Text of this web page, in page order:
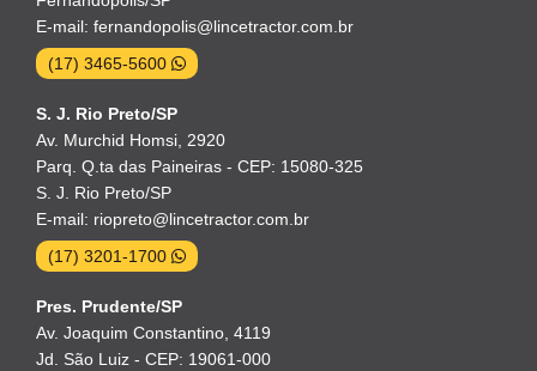
E-mail: fernandopolis@lincetractor.com.br
(17) 3465-5600
S. J. Rio Preto/SP
Av. Murchid Homsi, 2920
Parq. Q.ta das Paineiras - CEP: 15080-325
S. J. Rio Preto/SP
E-mail: riopreto@lincetractor.com.br
(17) 3201-1700
Pres. Prudente/SP
Av. Joaquim Constantino, 4119
Jd. São Luiz - CEP: 19061-000